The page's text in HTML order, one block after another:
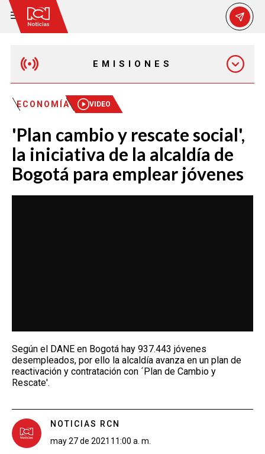
EMISIONES
MAÑANA EXPRESS
EMISIÓN 12:30 PM
EMISIÓN 7:00 PM
ECONOMÍA VIDEO
'Plan cambio y rescate social',
la iniciativa de la alcaldía de
Bogotá para emplear jóvenes
Según el DANE en Bogotá hay 937.443 jóvenes
desempleados, por ello la alcaldía avanza en un plan de
reactivación y contratación con ´Plan de Cambio y
Rescate'.
NOTICIAS RCN
may 27 de 2021 11:00 a. m.